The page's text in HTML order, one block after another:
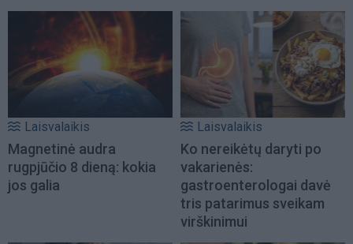
Laisvalaikis
Magnetinė audra
rugpjūčio 8 dieną: kokia
jos galia
Laisvalaikis
Ko nereikėtų daryti po
vakarienės:
gastroenterologai davė
tris patarimus sveikam
virškinimui